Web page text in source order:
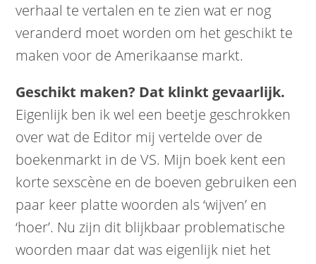
verhaal te vertalen en te zien wat er nog
veranderd moet worden om het geschikt te
maken voor de Amerikaanse markt.
Geschikt maken? Dat klinkt gevaarlijk.
Eigenlijk ben ik wel een beetje geschrokken
over wat de Editor mij vertelde over de
boekenmarkt in de VS. Mijn boek kent een
korte sexscène en de boeven gebruiken een
paar keer platte woorden als ‘wijven’ en
‘hoer’. Nu zijn dit blijkbaar problematische
woorden maar dat was eigenlijk niet het